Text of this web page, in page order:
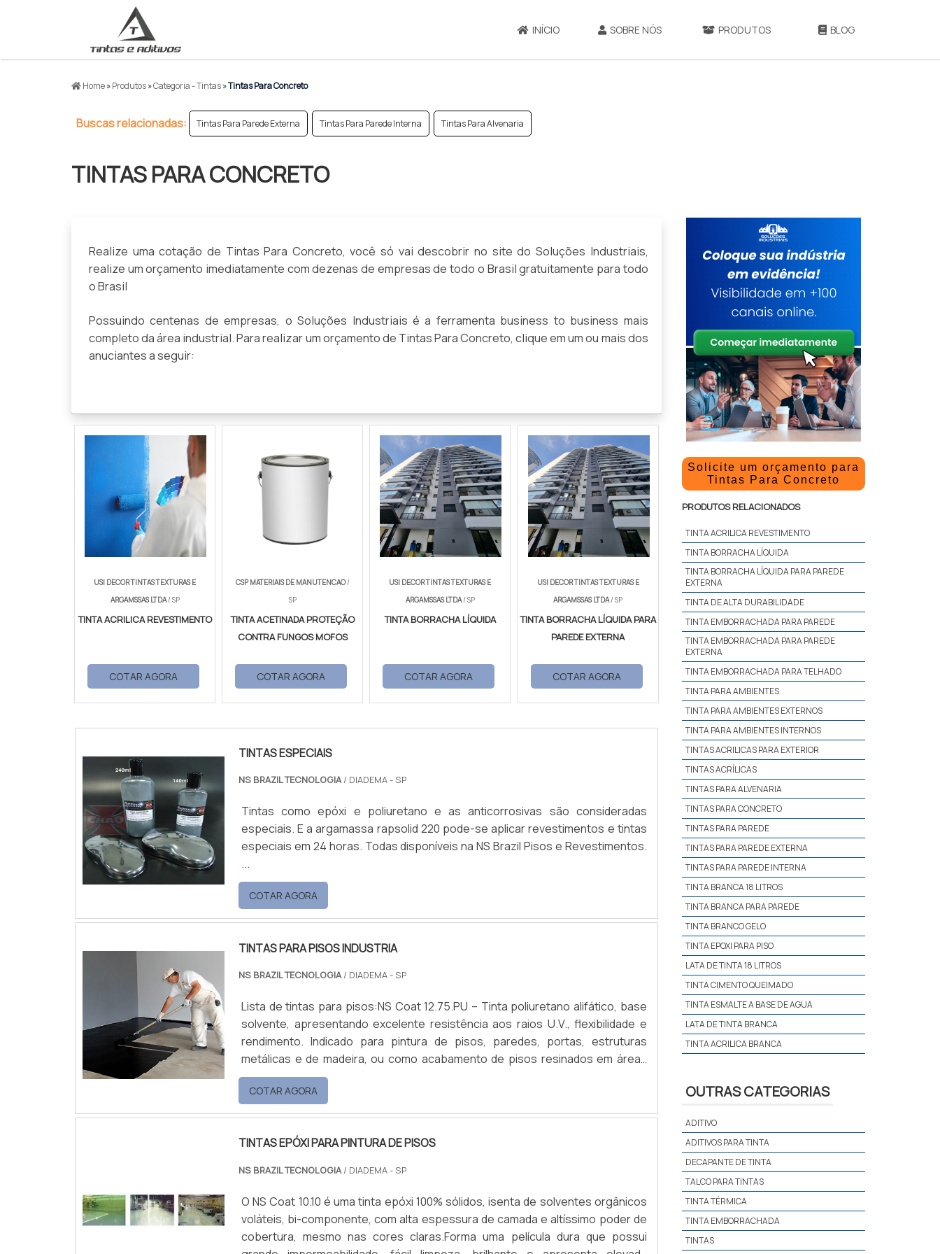
INÍCIO SOBRE NÓS PRODUTOS BLOG
Home»Produtos»Categoria - Tintas»Tintas Para Concreto
Buscas relacionadas: Tintas Para Parede Externa Tintas Para Parede Interna Tintas Para Alvenaria
TINTAS PARA CONCRETO
Realize uma cotação de Tintas Para Concreto, você só vai descobrir no site do Soluções Industriais,
realize um orçamento imediatamente com dezenas de empresas de todo o Brasil gratuitamente para todo
o Brasil
Possuindo centenas de empresas, o Soluções Industriais é a ferramenta business to business mais
completo da área industrial. Para realizar um orçamento de Tintas Para Concreto, clique em um ou mais dos
anuciantes a seguir:
USI DECOR TINTAS TEXTURAS E
ARGAMSSAS LTDA/ SP
TINTA ACRILICA REVESTIMENTO
COTAR AGORA
CSP MATERIAIS DE MANUTENCAO/
SP
TINTA ACETINADA PROTEÇÃO
CONTRA FUNGOS MOFOS
COTAR AGORA
USI DECOR TINTAS TEXTURAS E
ARGAMSSAS LTDA/ SP
TINTA BORRACHA LÍQUIDA
COTAR AGORA
USI DECOR TINTAS TEXTURAS E
ARGAMSSAS LTDA/ SP
TINTA BORRACHA LÍQUIDA PARA
PAREDE EXTERNA
COTAR AGORA
TINTAS ESPECIAIS
NS BRAZIL TECNOLOGIA/ DIADEMA - SP
Tintas como epóxi e poliuretano e as anticorrosivas são consideradas
especiais. E a argamassa rapsolid 220 pode-se aplicar revestimentos e tintas
especiais em 24 horas. Todas disponíveis na NS Brazil Pisos e Revestimentos.
...
COTAR AGORA
TINTAS PARA PISOS INDUSTRIA
NS BRAZIL TECNOLOGIA/ DIADEMA - SP
Lista de tintas para pisos:NS Coat 12.75.PU – Tinta poliuretano alifático, base
solvente, apresentando excelente resistência aos raios U.V., flexibilidade e
rendimento. Indicado para pintura de pisos, paredes, portas, estruturas
metálicas e de madeira, ou como acabamento de pisos resinados em áreas
externas. Acabamento brilhante ou semi brilho.NS Coat 10.10 – Tinta epóxi 100%
sólidos, com alta espessura e alto poder de...
COTAR AGORA
TINTAS EPÓXI PARA PINTURA DE PISOS
NS BRAZIL TECNOLOGIA / DIADEMA - SP
O NS Coat 10.10 é uma tinta epóxi 100% sólidos, isenta de solventes orgânicos
voláteis, bi-componente, com alta espessura de camada e altíssimo poder de
cobertura, mesmo nas cores claras.Forma uma película dura que possui
Solicite um orçamento para
Tintas Para Concreto
PRODUTOS RELACIONADOS
TINTA ACRILICA REVESTIMENTO
TINTA BORRACHA LÍQUIDA
TINTA BORRACHA LÍQUIDA PARA PAREDE
EXTERNA
TINTA DE ALTA DURABILIDADE
TINTA EMBORRACHADA PARA PAREDE
TINTA EMBORRACHADA PARA PAREDE
EXTERNA
TINTA EMBORRACHADA PARA TELHADO
TINTA PARA AMBIENTES
TINTA PARA AMBIENTES EXTERNOS
TINTA PARA AMBIENTES INTERNOS
TINTAS ACRILICAS PARA EXTERIOR
TINTAS ACRÍLICAS
TINTAS PARA ALVENARIA
TINTAS PARA CONCRETO
TINTAS PARA PAREDE
TINTAS PARA PAREDE EXTERNA
TINTAS PARA PAREDE INTERNA
TINTA BRANCA 18 LITROS
TINTA BRANCA PARA PAREDE
TINTA BRANCO GELO
TINTA EPOXI PARA PISO
LATA DE TINTA 18 LITROS
TINTA CIMENTO QUEIMADO
TINTA ESMALTE A BASE DE AGUA
LATA DE TINTA BRANCA
TINTA ACRILICA BRANCA
OUTRAS CATEGORIAS
ADITIVO
ADITIVOS PARA TINTA
DECAPANTE DE TINTA
TALCO PARA TINTAS
TINTA TÉRMICA
TINTA EMBORRACHADA
TINTAS